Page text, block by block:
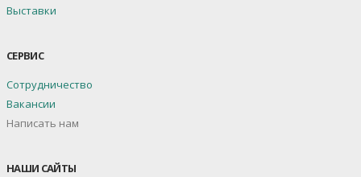
Выставки
СЕРВИС
Сотрудничество
Вакансии
Написать нам
НАШИ САЙТЫ